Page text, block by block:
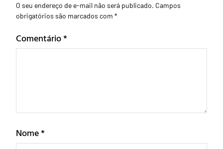
O seu endereço de e-mail não será publicado. Campos
obrigatórios são marcados com *
Comentário*
Nome*